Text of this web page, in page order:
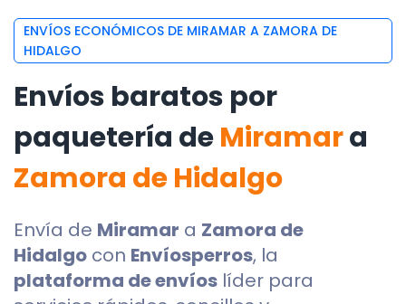
ENVÍOS ECONÓMICOS DE MIRAMAR A ZAMORA DE
HIDALGO
Envíos baratos por
paquetería deMiramara
Zamora de Hidalgo
Envía de Miramar a Zamora de
Hidalgo con Envíosperros, la
plataforma de envíos líder para